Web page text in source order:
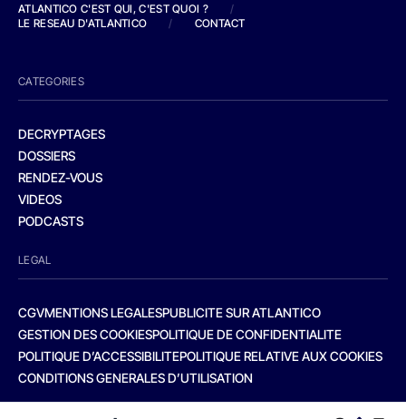
ATLANTICO C'EST QUI, C'EST QUOI ?
/
LE RESEAU D'ATLANTICO
/ CONTACT
CATEGORIES
DECRYPTAGES
DOSSIERS
RENDEZ-VOUS
VIDEOS
PODCASTS
LEGAL
CGVMENTIONS LEGALESPUBLICITE SUR ATLANTICO
GESTION DES COOKIESPOLITIQUE DE CONFIDENTIALITE
POLITIQUE D’ACCESSIBILITEPOLITIQUE RELATIVE AUX COOKIES
CONDITIONS GENERALES D’UTILISATION